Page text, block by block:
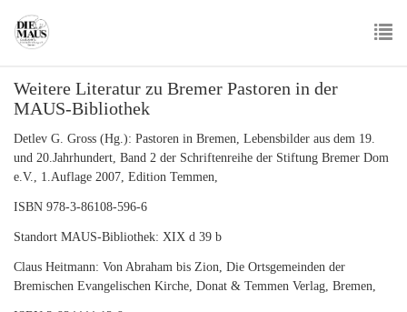
main
Weitere Literatur zu Bremer Pastoren in der
MAUS-Bibliothek
Detlev G. Gross (Hg.): Pastoren in Bremen, Lebensbilder aus dem 19.
und 20.Jahrhundert, Band 2 der Schriftenreihe der Stiftung Bremer Dom
e.V., 1.Auflage 2007, Edition Temmen,
ISBN 978-3-86108-596-6
Standort MAUS-Bibliothek: XIX d 39 b
Claus Heitmann: Von Abraham bis Zion, Die Ortsgemeinden der
Bremischen Evangelischen Kirche, Donat & Temmen Verlag, Bremen,